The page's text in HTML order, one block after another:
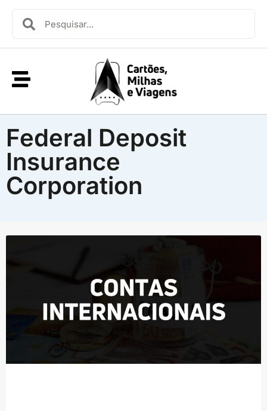
Federal Deposit
Insurance
Corporation